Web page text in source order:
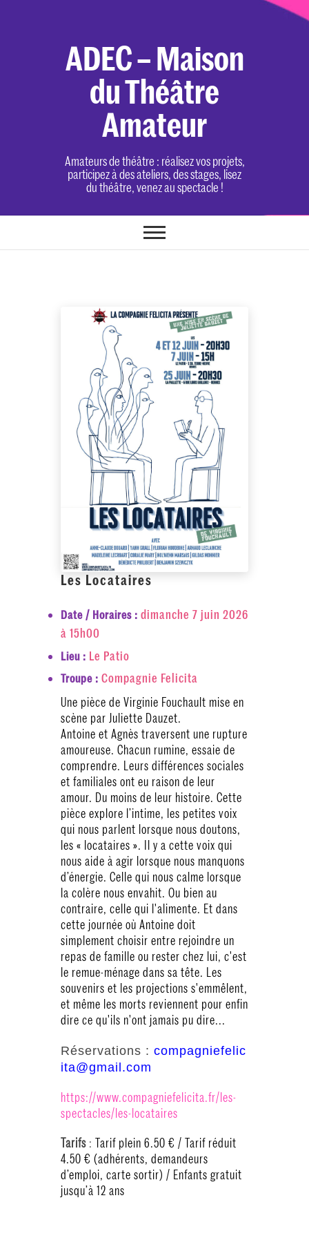
ADEC – Maison
du Théâtre
Amateur
Amateurs de théâtre : réalisez vos projets,
participez à des ateliers, des stages, lisez
du théâtre, venez au spectacle !
Les Locataires
Date / Horaires : dimanche 7 juin 2026
à 15h00
Lieu : Le Patio
Troupe : Compagnie Felicita
Une pièce de Virginie Fouchault mise en
scène par Juliette Dauzet.
Antoine et Agnès traversent une rupture
amoureuse. Chacun rumine, essaie de
comprendre. Leurs différences sociales
et familiales ont eu raison de leur
amour. Du moins de leur histoire. Cette
pièce explore l’intime, les petites voix
qui nous parlent lorsque nous doutons,
les « locataires ». Il y a cette voix qui
nous aide à agir lorsque nous manquons
d’énergie. Celle qui nous calme lorsque
la colère nous envahit. Ou bien au
contraire, celle qui l'alimente. Et dans
cette journée où Antoine doit
simplement choisir entre rejoindre un
repas de famille ou rester chez lui, c'est
le remue-ménage dans sa tête. Les
souvenirs et les projections s'emmêlent,
et même les morts reviennent pour enfin
dire ce qu'ils n'ont jamais pu dire...
Réservations : compagniefelic
ita@gmail.com
https://www.compagniefelicita.fr/les-
spectacles/les-locataires
Tarifs : Tarif plein 6.50 € / Tarif réduit
4.50 € (adhérents, demandeurs
d’emploi, carte sortir) / Enfants gratuit
jusqu’à 12 ans